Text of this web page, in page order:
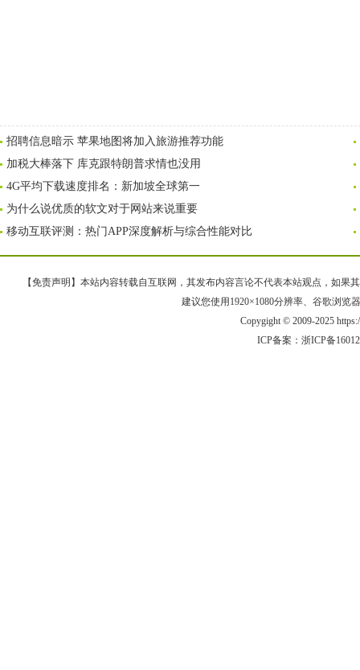
招聘信息暗示 苹果地图将加入旅游推荐功能
加税大棒落下 库克跟特朗普求情也没用
4G平均下载速度排名：新加坡全球第一
为什么说优质的软文对于网站来说重要
移动互联评测：热门APP深度解析与综合性能对比
【免责声明】本站内容转载自互联网，其发布内容言论不代表本站观点，如果
建议您使用1920×1080分辨率、谷歌浏览
Copygight © 2009-2025
ICP备案： 浙ICP备